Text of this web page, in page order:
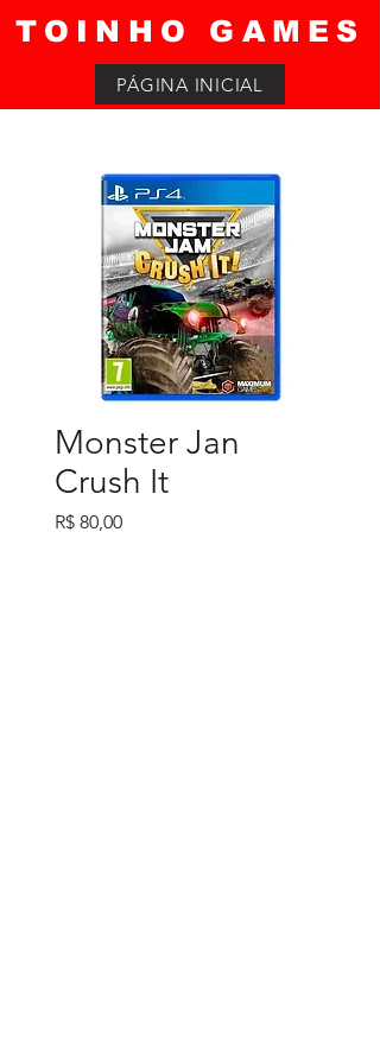
TOINHO GAMES
PÁGINA INICIAL
Monster Jan
Crush It
R$ 80,00Preço